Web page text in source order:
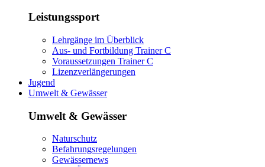
Leistungssport
Lehrgänge im Überblick
Aus- und Fortbildung Trainer C
Voraussetzungen Trainer C
Lizenzverlängerungen
Jugend
Umwelt & Gewässer
Umwelt & Gewässer
Naturschutz
Befahrungsregelungen
Gewässernews